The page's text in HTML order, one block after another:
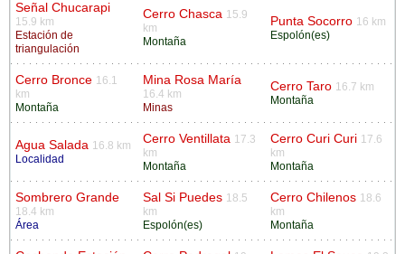
Señal Chucarapi
15.9 km
Estación de
triangulación
Cerro Chasca 15.9
km
Montaña
Punta Socorro 16 km
Espolón(es)
Cerro Bronce 16.1
km
Montaña
Mina Rosa María
16.4 km
Minas
Cerro Taro 16.7 km
Montaña
Agua Salada 16.8 km
Localidad
Cerro Ventillata 17.3
km
Montaña
Cerro Curi Curi 17.6
km
Montaña
Sombrero Grande
18.4 km
Área
Sal Si Puedes 18.5
km
Espolón(es)
Cerro Chilenos 18.6
km
Montaña